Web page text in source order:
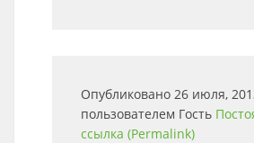
Опубликовано 26 июля,
пользователем Гость
ссылка (Permalink)